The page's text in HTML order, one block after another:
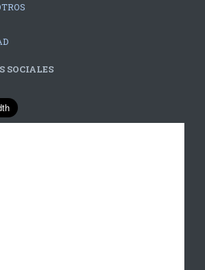
SOCIALES